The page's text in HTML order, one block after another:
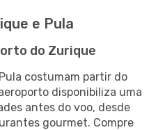
e Pula
do Zurique
costumam partir do
disponibiliza uma
antes do voo, desde
gourmet. Compre